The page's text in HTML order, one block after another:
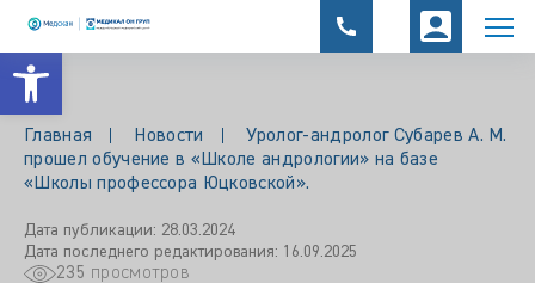
Открыть панель инструментов
Главная Новости
Уролог-андролог Субарев А. М.
прошел обучение в «Школе андрологии» на базе
«Школы профессора Юцковской».
Дата публикации: 28.03.2024
Дата последнего редактирования: 16.09.2025
235 просмотров